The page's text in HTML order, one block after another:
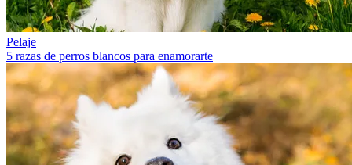
Pelaje
5 razas de perros blancos para enamorarte